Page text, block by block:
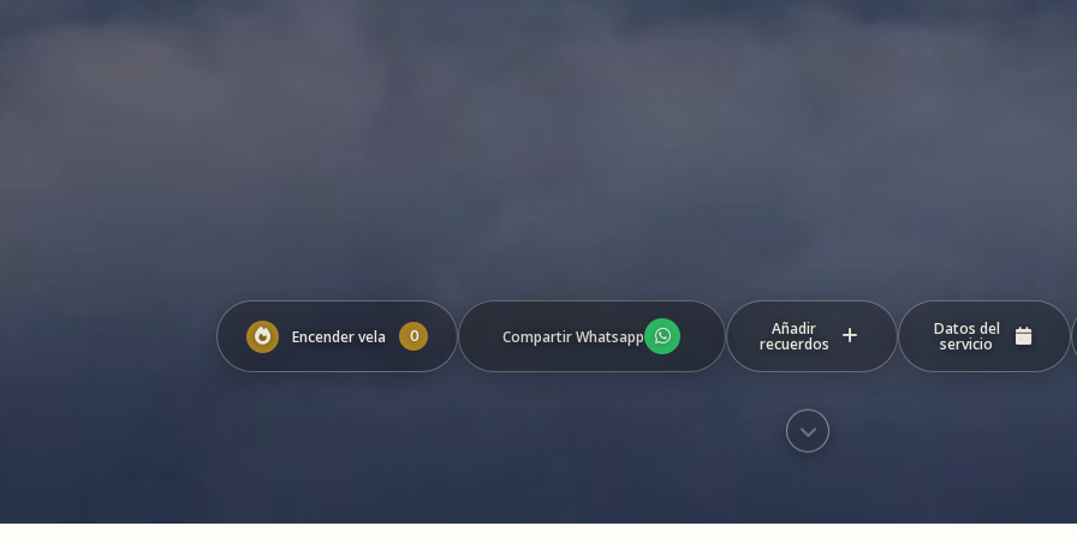
Encender vela 0 Compartir Whatsapp Añadir
recuerdos
Datos del
servicio